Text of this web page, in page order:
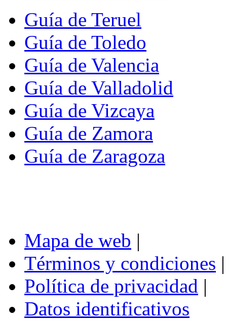
Guía de Teruel
Guía de Toledo
Guía de Valencia
Guía de Valladolid
Guía de Vizcaya
Guía de Zamora
Guía de Zaragoza
Mapa de web |
Términos y condiciones |
Política de privacidad |
Datos identificativos